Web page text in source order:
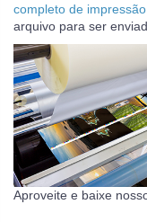
completo de impressão
arquivo para ser
Aproveite e baixe